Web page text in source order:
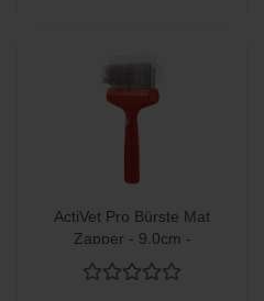
ActiVet Pro Bürste Mat
Zapper - 9,0cm -
Entfilzer